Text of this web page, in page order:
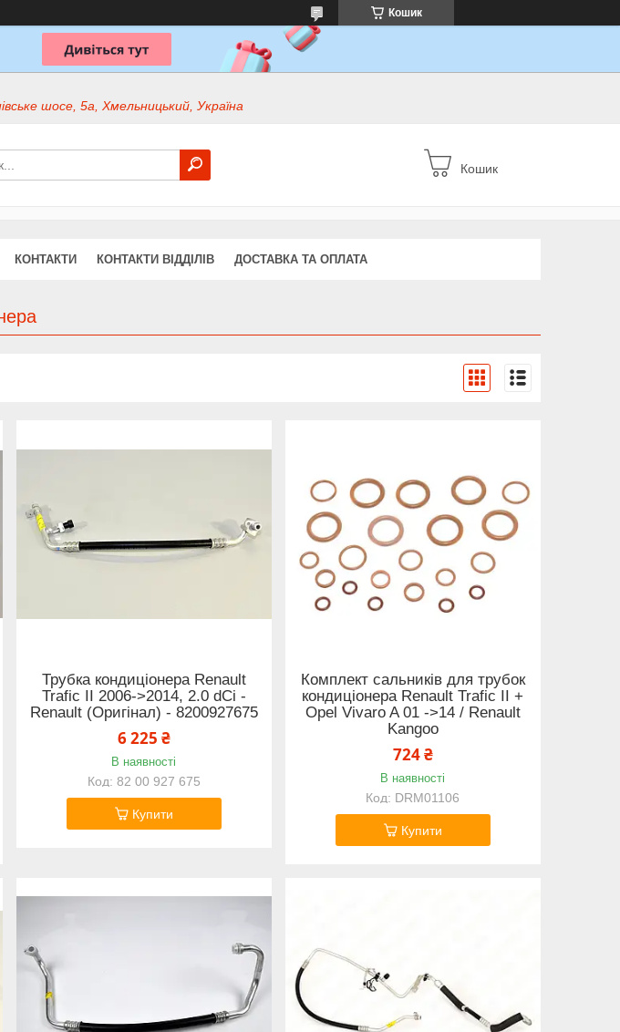
Кошик
шосе, 5а, Хмельницький, Україна
Кошик
КОНТАКТИ КОНТАКТИ ВІДДІЛІВ ДОСТАВКА ТА ОПЛАТА
Трубка кондиціонера Renault
Trafic II 2006->2014, 2.0 dCi -
Renault (Оригінал) - 8200927675
6 225 ₴
В наявності
82 00 927 675
Купити
Комплект сальників для трубок
кондиціонера Renault Trafic II +
Opel Vivaro A 01 ->14 / Renault
Kangoo
724 ₴
В наявності
DRM01106
Купити